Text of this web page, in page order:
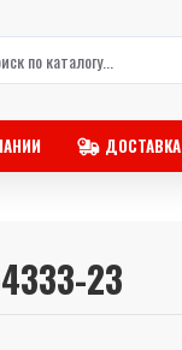
ДОСТАВКА
23